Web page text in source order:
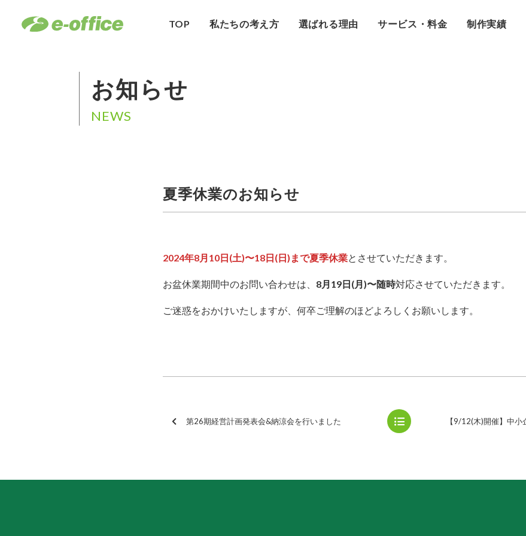
TOP 私たちの考え方 選ばれる理由 サービス・料金 制作実績
お知らせ
NEWS
夏季休業のお知らせ
2024年8月10日(土)〜18日(日)まで夏季休業とさせていただきます。
お盆休業期間中のお問い合わせは、 8月19日(月)〜随時対応させていただきます。
ご迷惑をおかけいたしますが、何卒ご理解のほどよろしくお願いします。
第26期経営計画発表会&納涼会を行いました